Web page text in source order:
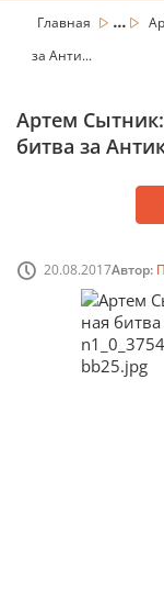
Главная ...
за Анти...
Артем
битва за
20.08.2017Автор: